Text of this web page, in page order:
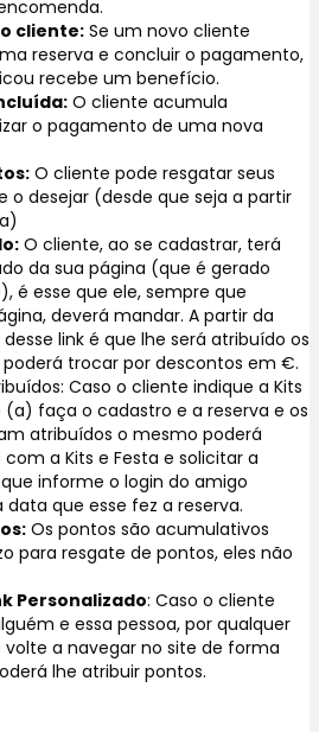
cliente: Se um novo cliente
reserva e concluir o pagamento,
recebe um benefício.
O cliente acumula
o pagamento de uma nova
O cliente pode resgatar seus
o desejar (desde que seja a partir
O cliente, ao se cadastrar, terá
da sua página (que é gerado
é esse que ele, sempre que
deverá mandar. A partir da
link é que lhe será atribuído os
poderá trocar por descontos em €.
Caso o cliente indique a Kits
(a) faça o cadastro e a reserva e os
atribuídos o mesmo poderá
a Kits e Festa e solicitar a
informe o login do amigo
que esse fez a reserva.
Os pontos são acumulativos
para resgate de pontos, eles não
Personalizado: Caso o cliente
e essa pessoa, por qualquer
volte a navegar no site de forma
lhe atribuir pontos.